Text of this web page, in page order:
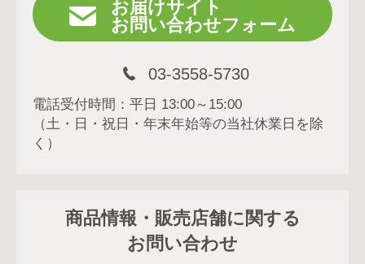
お届けサイト
お問い合わせフォーム
03-3558-5730
電話受付時間：平日 13:00～15:00
（土・日・祝日・年末年始等の当社休業日を除
く）
商品情報・販売店舗に関する
お問い合わせ